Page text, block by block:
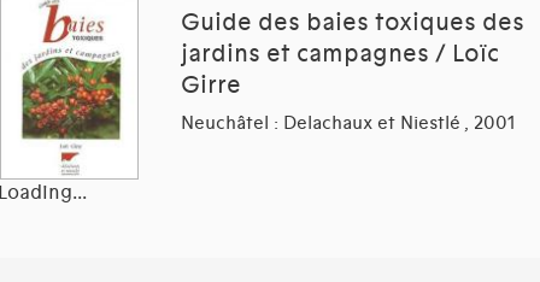
Guide des baies toxiques des
jardins et campagnes / Loïc
Girre
Neuchâtel : Delachaux et Niestlé , 2001